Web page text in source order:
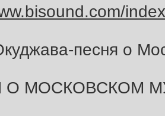
песня о
О МОСКОВСКОМ